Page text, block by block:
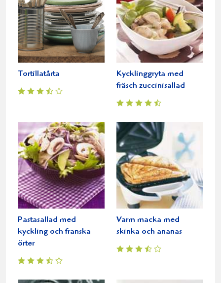
Tortillatårta
Kycklinggryta med
fräsch zuccinisallad
Pastasallad med
kyckling och franska
örter
Varm macka med
skinka och ananas